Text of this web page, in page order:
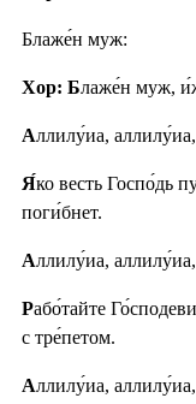
Блаже́н муж:
Хор: Блаже́н муж,
Аллилу́иа,
Я́ко весть Госпо́дь
поги́бнет.
Аллилу́иа,
Рабо́тайте
с тре́петом.
Аллилу́иа,